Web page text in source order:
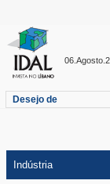
Desejo de